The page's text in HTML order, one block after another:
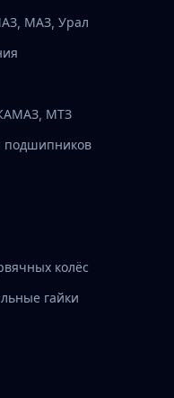
МАЗ, Урал
МТЗ
подшипников
колёс
гайки